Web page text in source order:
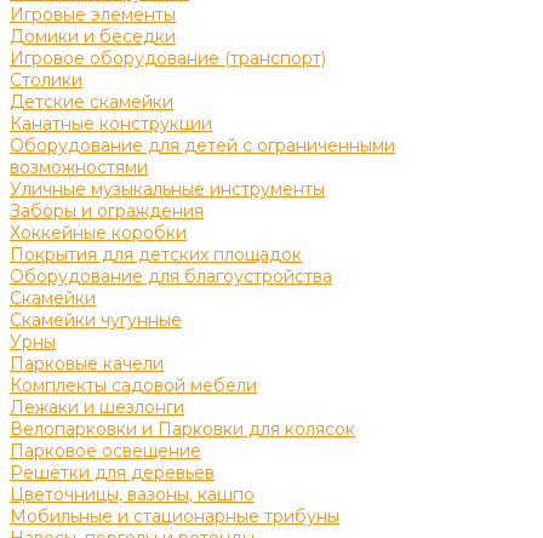
Игровые элементы
Домики и беседки
Игровое оборудование (транспорт)
Столики
Детские скамейки
Канатные конструкции
Оборудование для детей с ограниченными
возможностями
Уличные музыкальные инструменты
Заборы и ограждения
Хоккейные коробки
Покрытия для детских площадок
Оборудование для благоустройства
Скамейки
Скамейки чугунные
Урны
Парковые качели
Комплекты садовой мебели
Лежаки и шезлонги
Велопарковки и Парковки для колясок
Парковое освещение
Решётки для деревьев
Цветочницы, вазоны, кашпо
Мобильные и стационарные трибуны